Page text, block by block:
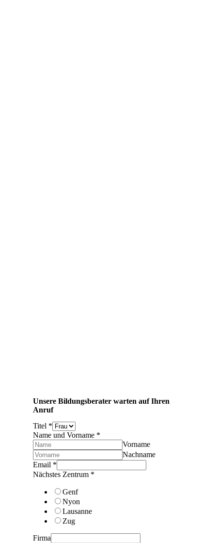
Unsere Bildungsberater warten auf Ihren
Anruf
Titel *
Name und Vorname *
Vorname
Nachname
Email *
Nächstes Zentrum *
Genf
Nyon
Lausanne
Zug
Firma